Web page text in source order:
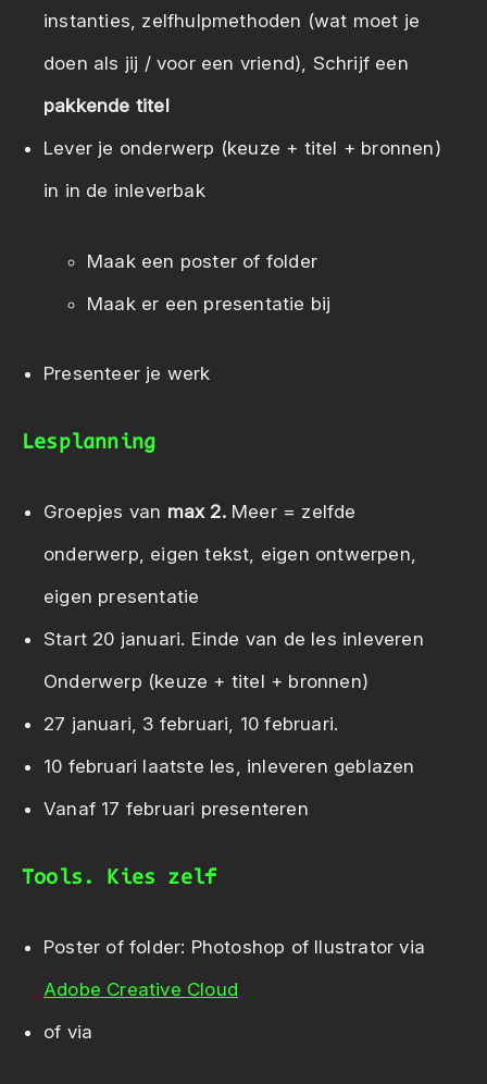
instanties, zelfhulpmethoden (wat moet je
doen als jij / voor een vriend), Schrijf een
pakkende titel
Lever je onderwerp (keuze + titel + bronnen)
in in de inleverbak
Maak een poster of folder
Maak er een presentatie bij
Presenteer je werk
Lesplanning
Groepjes van max 2.Meer = zelfde
onderwerp, eigen tekst, eigen ontwerpen,
eigen presentatie
Start 20 januari. Einde van de les inleveren
Onderwerp (keuze + titel + bronnen)
27 januari, 3 februari, 10 februari.
10 februari laatste les, inleveren geblazen
Vanaf 17 februari presenteren
Tools. Kies zelf
Poster of folder: Photoshop of Ilustrator via
Adobe Creative Cloud
of via